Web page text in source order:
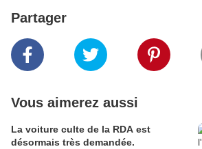
Partager
Vous aimerez aussi
La voiture culte de la RDA est
désormais très demandée.